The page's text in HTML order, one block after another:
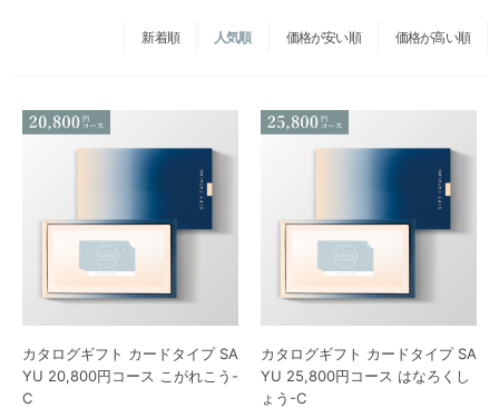
新着順 人気順 価格が安い順 価格が高い順
カタログギフト カードタイプ SA
YU 20,800円コース こがれこう-
C
カタログギフト カードタイプ SA
YU 25,800円コース はなろくし
ょう-C